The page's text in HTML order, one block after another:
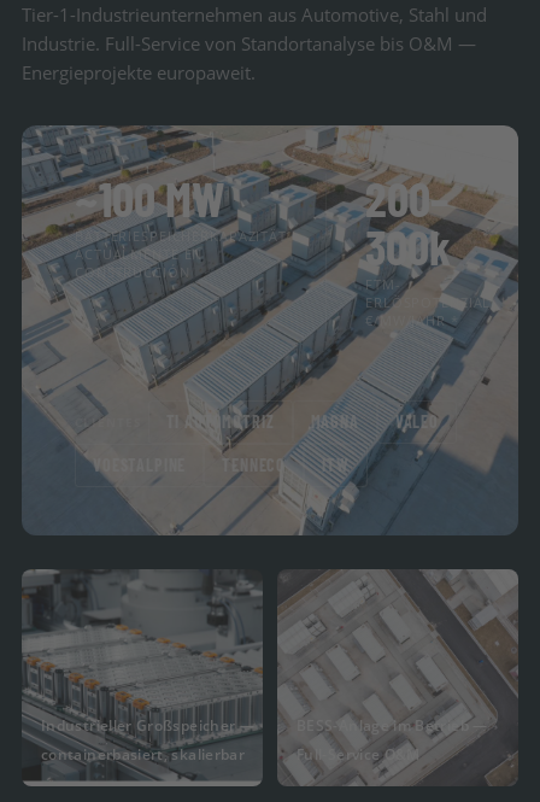
Tier-1-Industrieunternehmen aus Automotive, Stahl und
Industrie. Full-Service von Standortanalyse bis O&M —
Energieprojekte europaweit.
~100 MW
BATTERIESPEICHERKAPAZITÄT
ACTUALMENTE EN
CONSTRUCCIÓN
200–
300k
FTM-
ERLÖSPOTENZIAL
€/MW/JAHR *
CLIENTES TI AUTOMOTRIZ MAGNA VALEO
VOESTALPINE TENNECO ITW
Industrieller Großspeicher —
containerbasiert, skalierbar
BESS-Anlage im Betrieb —
Full-Service O&M